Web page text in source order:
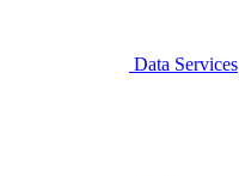
Data Services